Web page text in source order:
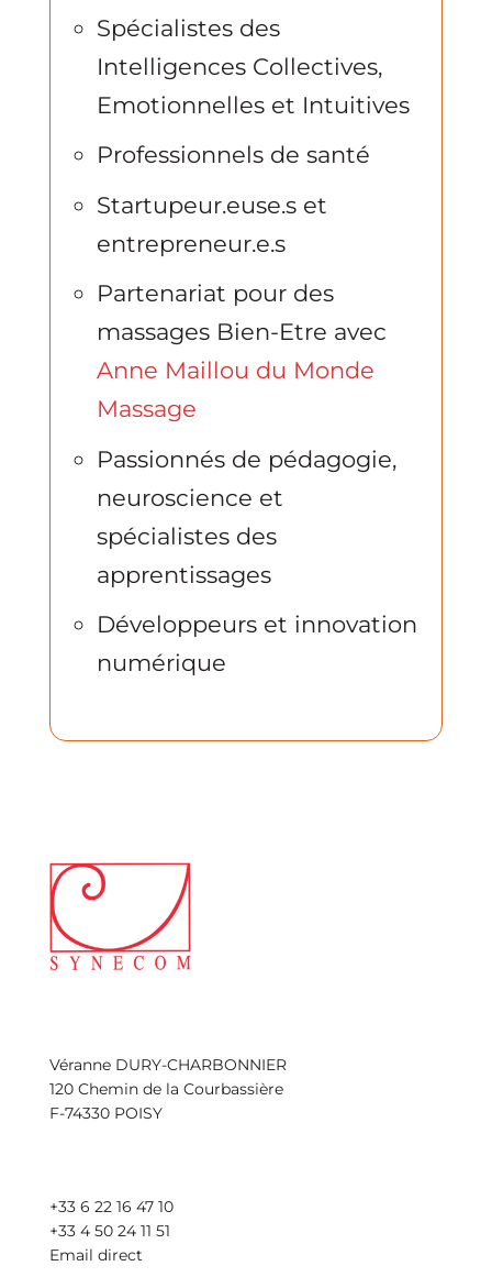
Spécialistes des
Intelligences Collectives,
Emotionnelles et Intuitives
Professionnels de santé
Startupeur.euse.s et
entrepreneur.e.s
Partenariat pour des
massages Bien-Etre avec
Anne Maillou du Monde
Massage
Passionnés de pédagogie,
neuroscience et
spécialistes des
apprentissages
Développeurs et innovation
numérique
Véranne DURY-CHARBONNIER
120 Chemin de la Courbassière
F-74330 POISY
+33 6 22 16 47 10
+33 4 50 24 11 51
Email direct